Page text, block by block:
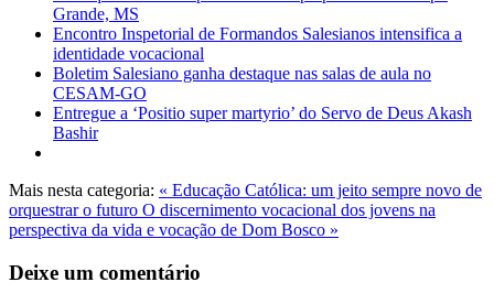
Grande, MS
Encontro Inspetorial de Formandos Salesianos intensifica a
identidade vocacional
Boletim Salesiano ganha destaque nas salas de aula no
CESAM-GO
Entregue a ‘Positio super martyrio’ do Servo de Deus Akash
Bashir
Mais nesta categoria: « Educação Católica: um jeito sempre novo de
orquestrar o futuro O discernimento vocacional dos jovens na
perspectiva da vida e vocação de Dom Bosco »
Deixe um comentário